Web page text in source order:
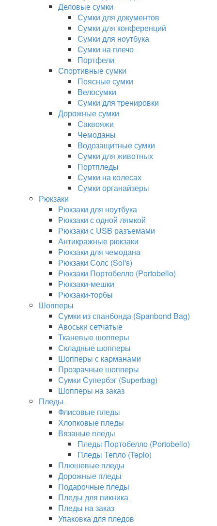
Деловые сумки
Сумки для документов
Сумки для конференций
Сумки для ноутбука
Сумки на плечо
Портфели
Спортивные сумки
Поясные сумки
Велосумки
Сумки для тренировки
Дорожные сумки
Саквояжи
Чемоданы
Водозащитные сумки
Сумки для животных
Портпледы
Сумки на колесах
Сумки органайзеры
Рюкзаки
Рюкзаки для ноутбука
Рюкзаки с одной лямкой
Рюкзаки с USB разъемами
Антикражные рюкзаки
Рюкзаки для чемодана
Рюкзаки Солс (Sol's)
Рюкзаки Портобелло (Portobello)
Рюкзаки-мешки
Рюкзаки-торбы
Шопперы
Сумки из спанбонда (Spanbond Bag)
Авоськи сетчатые
Тканевые шопперы
Складные шопперы
Шопперы с карманами
Прозрачные шопперы
Сумки Супербэг (Superbag)
Шопперы на заказ
Пледы
Флисовые пледы
Хлопковые пледы
Вязаные пледы
Пледы Портобелло (Portobello)
Пледы Тепло (Teplo)
Плюшевые пледы
Дорожные пледы
Подарочные пледы
Пледы для пикника
Пледы на заказ
Упаковка для пледов